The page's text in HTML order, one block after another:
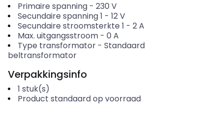
Primaire spanning- 230 V
Secundaire spanning 1 - 12V
Secundaire stroomsterkte 1 - 2A
Max. uitgangsstroom- 0 A
Type transformator- Standaard
beltransformator
Verpakkingsinfo
1 stuk(s)
Product standaard op voorraad